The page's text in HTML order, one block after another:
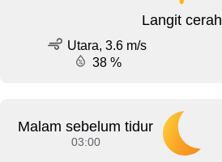
Langit cerah
Utara, 3.6 m/s
38 %
Malam sebelum tidur
03:00